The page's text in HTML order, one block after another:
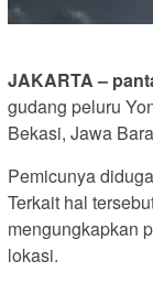
JAKARTA –
gudang peluru
Bekasi, Jawa
Pemicunya
Terkait hal
mengungkapkan
lokasi.